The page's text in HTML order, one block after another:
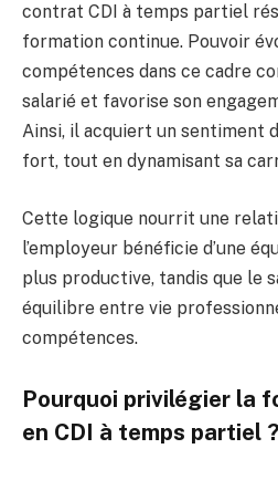
contrat CDI à temps partiel
formation continue. Pouvoir
compétences dans ce cadre
salarié et favorise son
Ainsi, il acquiert un sentiment
fort, tout en dynamisant sa
Cette logique nourrit une
l’employeur bénéficie d’une
plus productive, tandis que le
équilibre entre vie
compétences.
Pourquoi privilégier la
en CDI à temps partiel ?